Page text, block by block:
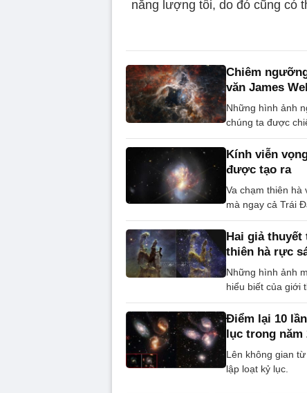
năng lượng tối, do đó cũng có
Chiêm
văn James
Những hình ảnh
chúng ta được
Kính viễn
được tạo ra
Va chạm thiên hà
mà ngay cả Trái
Hai giả
thiên hà rực
Những hình ảnh
hiểu biết của giới
Điểm lại 10
lục trong năm
Lên không gian
lập loạt kỷ lục.